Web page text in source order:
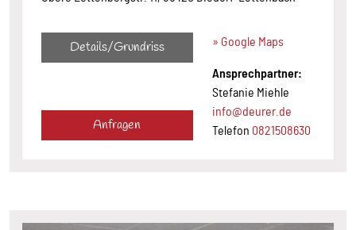
Details/Grundriss
Anfragen
» Google Maps
Ansprechpartner:
Stefanie Miehle
info@deurer.de
Telefon 0821508630